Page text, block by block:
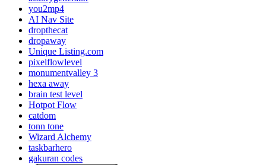
you2mp4
AI Nav Site
dropthecat
dropaway
Unique Listing.com
pixelflowlevel
monumentvalley 3
hexa away
brain test level
Hotpot Flow
catdom
tonn tone
Wizard Alchemy
taskbarhero
gakuran codes